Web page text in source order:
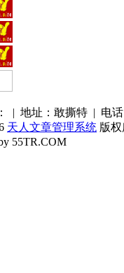
| 地址：敢撕特 | 电话
天人文章管理系统 版权
55TR.COM